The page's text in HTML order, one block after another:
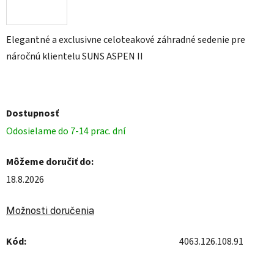
Elegantné a exclusivne celoteakové záhradné sedenie pre
náročnú klientelu SUNS ASPEN II
Dostupnosť
Odosielame do 7-14 prac. dní
Môžeme doručiť do:
18.8.2026
Možnosti doručenia
Kód: 4063.126.108.91